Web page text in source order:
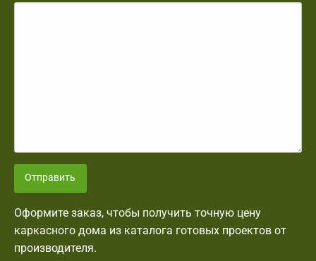
Отправить
Оформите заказ, чтобы получить точную цену
каркасного дома из каталога готовых проектов от
производителя.